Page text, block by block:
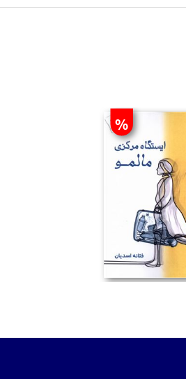
%